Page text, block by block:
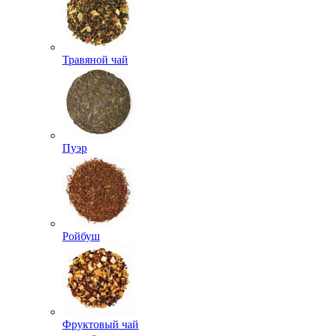
Травяной чай
Пуэр
Ройбуш
Фруктовый чай